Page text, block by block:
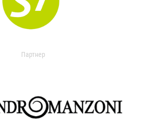
Партнер